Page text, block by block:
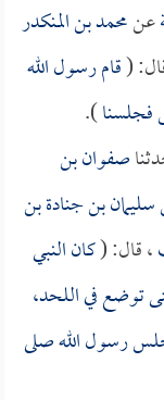
عنمحمد بن المنكدر
(قام رسول الله
فجلسنا).
صفوان بن
سليمان بن جنادة بن
، قال: (كان النبي
توضع في اللحد،
رسول الله صلى